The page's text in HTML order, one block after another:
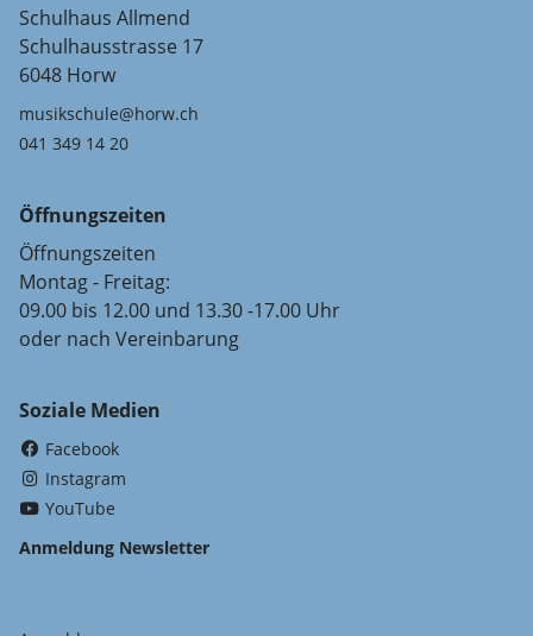
Schulhaus Allmend
Schulhausstrasse 17
6048 Horw
musikschule@horw.ch
041 349 14 20
Öffnungszeiten
Öffnungszeiten
Montag - Freitag:
09.00 bis 12.00 und 13.30 -17.00 Uhr
oder nach Vereinbarung
Soziale Medien
Facebook
Instagram
YouTube
Anmeldung Newsletter